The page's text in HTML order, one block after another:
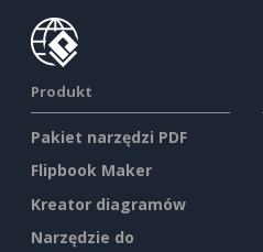
Produkt
Pakiet narzędzi PDF
Flipbook Maker
Kreator diagramów
Narzędzie do